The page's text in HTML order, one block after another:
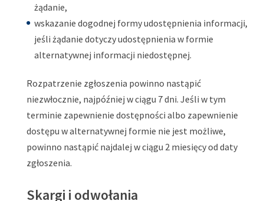
żądanie,
wskazanie dogodnej formy udostępnienia informacji,
jeśli żądanie dotyczy udostępnienia w formie
alternatywnej informacji niedostępnej.
Rozpatrzenie zgłoszenia powinno nastąpić
niezwłocznie, najpóźniej w ciągu 7 dni. Jeśli w tym
terminie zapewnienie dostępności albo zapewnienie
dostępu w alternatywnej formie nie jest możliwe,
powinno nastąpić najdalej w ciągu 2 miesięcy od daty
zgłoszenia.
Skargi i odwołania